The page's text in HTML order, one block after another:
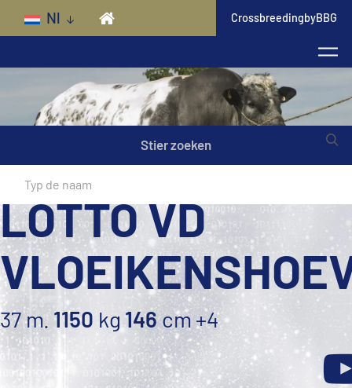
Skip to main content
Nl CrossbreedingbyBBG
Stier zoeken
LOTTO VD
37 m. 1150 kg 146cm +4